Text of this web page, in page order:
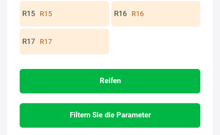
R15 R16
R17
Reifen
Filtern Sie die Parameter